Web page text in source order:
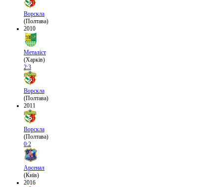
Ворскла
(Полтава)
2010
Металіст
(Харків)
2:3
Ворскла
(Полтава)
2011
Ворскла
(Полтава)
0:2
Арсенал
(Київ)
2016